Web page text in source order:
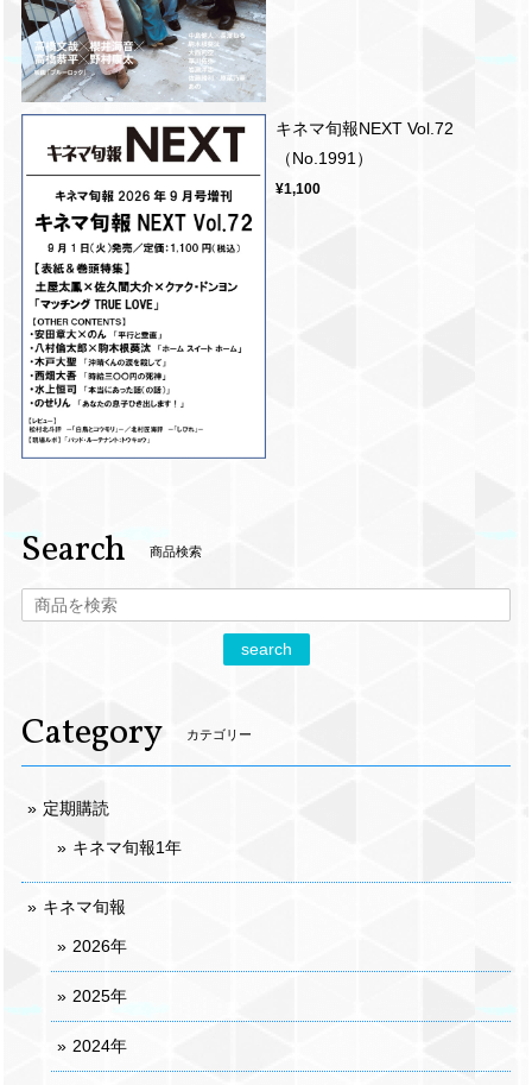
キネマ旬報NEXT Vol.72
（No.1991）
¥1,100
Search 商品検索
search
Category カテゴリー
定期購読
キネマ旬報1年
キネマ旬報
2026年
2025年
2024年